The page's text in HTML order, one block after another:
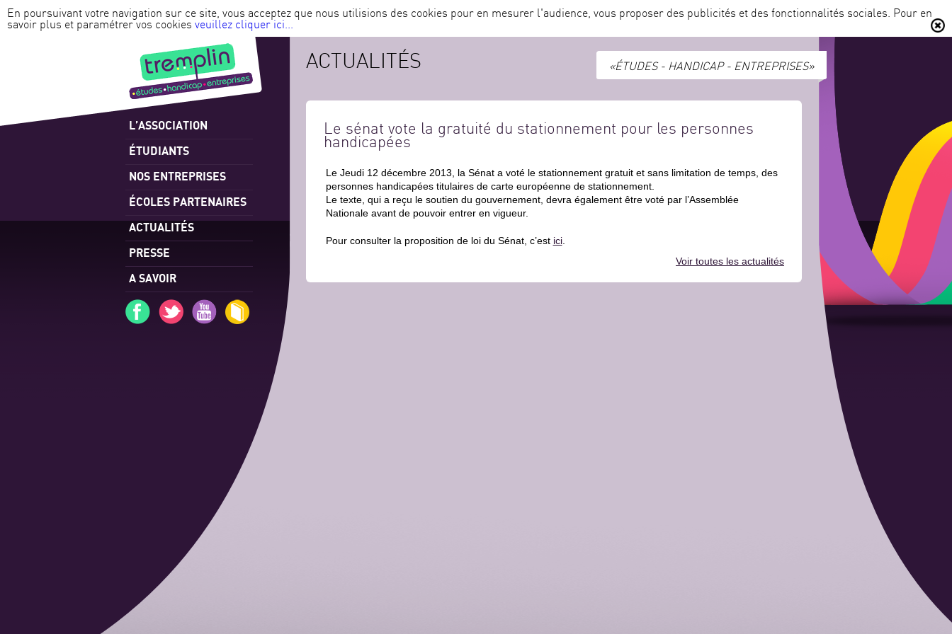
En poursuivant votre navigation sur ce site, vous acceptez que nous utilisions des cookies pour en mesurer l'audience, vous proposer des publicités et des fonctionnalités sociales. Pour en
savoir plus et paramétrer vos cookies veuillez cliquer ici...
L’ASSOCIATION
ÉTUDIANTS
NOS ENTREPRISES
ÉCOLES PARTENAIRES
ACTUALITÉS
PRESSE
A SAVOIR
ACTUALITÉS «ÉTUDES - HANDICAP - ENTREPRISES»
Le sénat vote la gratuité du stationnement pour les personnes
handicapées
Le Jeudi 12 décembre 2013, la Sénat a voté le stationnement gratuit et sans limitation de temps, des
personnes handicapées titulaires de carte européenne de stationnement.
Le texte, qui a reçu le soutien du gouvernement, devra également être voté par l’Assemblée
Nationale avant de pouvoir entrer en vigueur.
Pour consulter la proposition de loi du Sénat, c’est ici.
Voir toutes les actualités